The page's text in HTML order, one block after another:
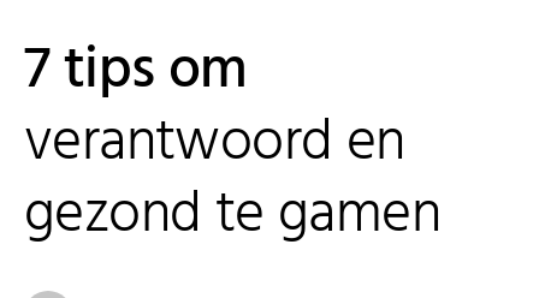
7 tips om
verantwoord en
gezond te gamen